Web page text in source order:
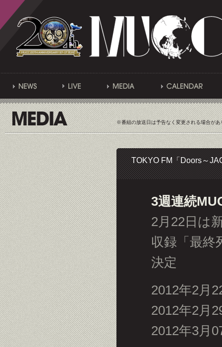
※番組の放送日は予告なく変更される場合が
TOKYO FM「Doors～
3週連続
2月22日は
収録「最終
決定
2012年2月
2012年2月
2012年3月